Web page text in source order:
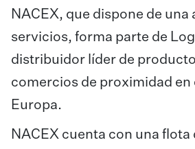
NACEX, que dispone de una
servicios, forma parte de
distribuidor líder de
comercios de proximidad en
Europa.
NACEX cuenta con una flota